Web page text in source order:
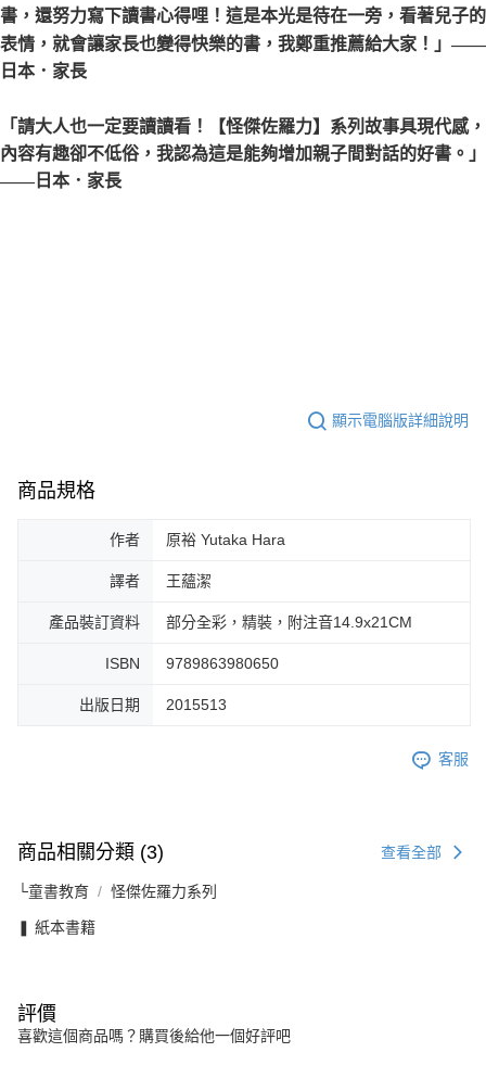
書，還努力寫下讀書心得哩！這是本光是待在一旁，看著兒子的
表情，就會讓家長也變得快樂的書，我鄭重推薦給大家！」 ——
日本．家長
「請大人也一定要讀讀看！【怪傑佐羅力】系列故事具現代感，
內容有趣卻不低俗，我認為這是能夠增加親子間對話的好書。」
——日本．家長
顯示電腦版詳細說明
商品規格
作者 原裕 Yutaka Hara
譯者 王蘊潔
產品裝訂資料 部分全彩，精裝，附注音14.9x21CM
ISBN 9789863980650
出版日期 2015513
客服
商品相關分類 (3) 查看全部
└童書教育 怪傑佐羅力系列
❚ 紙本書籍
評價
喜歡這個商品嗎？購買後給他一個好評吧